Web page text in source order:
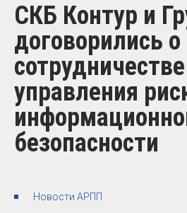
СКБ Контур и
договорились о
управления
безопасности
Новости АРПП